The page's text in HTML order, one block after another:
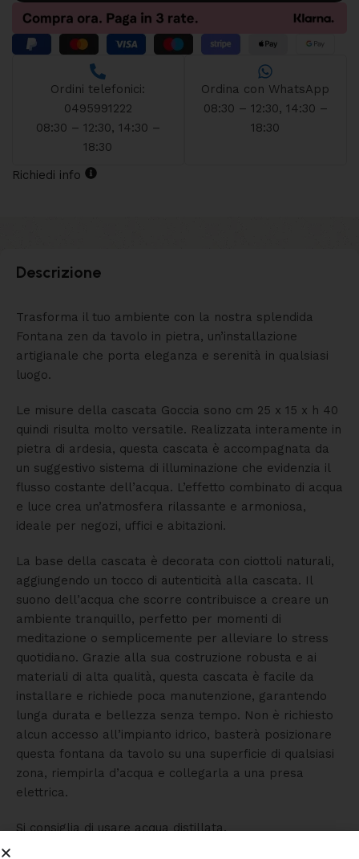
Ordini telefonici:
0495991222
08:30 – 12:30, 14:30 –
18:30
Ordina con WhatsApp
08:30 – 12:30, 14:30 –
18:30
Richiedi info
Descrizione
Trasforma il tuo ambiente con la nostra splendida
Fontana zen da tavolo in pietra, un’installazione
artigianale che porta eleganza e serenità in qualsiasi
luogo.
Le misure della cascata Goccia sono cm 25 x 15 x h 40
quindi risulta molto versatile. Realizzata interamente in
pietra di ardesia, questa cascata è accompagnata da
un suggestivo sistema di illuminazione che evidenzia il
flusso costante dell’acqua. L’effetto combinato di acqua
e luce crea un’atmosfera rilassante e armoniosa,
ideale per negozi, uffici e abitazioni.
La base della cascata è decorata con ciottoli naturali,
aggiungendo un tocco di autenticità alla cascata. Il
suono dell’acqua che scorre contribuisce a creare un
ambiente tranquillo, perfetto per momenti di
meditazione o semplicemente per alleviare lo stress
quotidiano. Grazie alla sua costruzione robusta e ai
materiali di alta qualità, questa cascata è facile da
installare e richiede poca manutenzione, garantendo
lunga durata e bellezza senza tempo. Non è richiesto
alcun accesso all’impianto idrico, basterà posizionare
questa fontana da tavolo su una superficie di qualsiasi
zona, riempirla d’acqua e collegarla a una presa
elettrica.
Si consiglia di usare acqua distillata.